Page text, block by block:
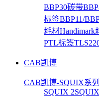
BBP30碳带
标签BBP11/
耗材Handimark
PTL标签
CAB凯博
CAB凯博-SQUIX系列
SQUIX 2